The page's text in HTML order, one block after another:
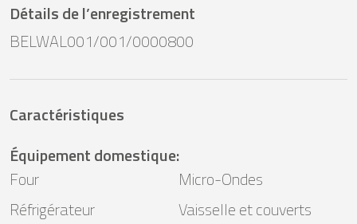
Détails de l’enregistrement
BELWAL001/001/0000800
Caractéristiques
Équipement domestique:
Four
Micro-Ondes
Réfrigérateur
Vaisselle et couverts